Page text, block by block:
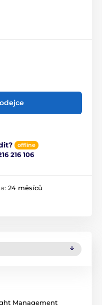
offline
216 106
24 měsíců
Management